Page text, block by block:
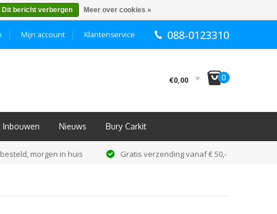
088-0123310
Klantenservice
Mijn account
€0,00 I0
Inbouwen Nieuws Bury Carkit
morgen in huis Gratis verzending vanaf € 50,-
Dit bericht verbergen Meer over cookies »